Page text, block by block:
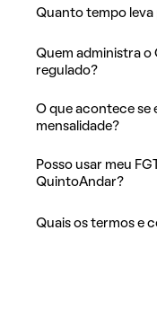
Quanto tempo
Quem administra o
regulado?
O que acontece se
mensalidade?
Posso usar meu
QuintoAndar?
Quais os termos e